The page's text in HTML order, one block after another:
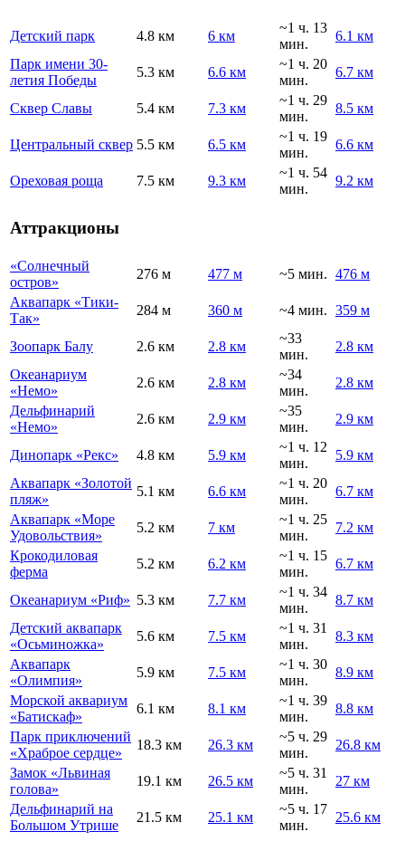
Детский парк 4.8 км 6 км
~1 ч. 13
мин.
6.1 км
Парк имени 30-
летия Победы
5.3 км 6.6 км
~1 ч. 20
мин.
6.7 км
Сквер Славы 5.4 км 7.3 км
~1 ч. 29
мин.
8.5 км
Центральный сквер 5.5 км 6.5 км
~1 ч. 19
мин.
6.6 км
Ореховая роща 7.5 км 9.3 км
~1 ч. 54
мин.
9.2 км
Аттракционы
«Солнечный
остров»
276 м 477 м ~5 мин. 476 м
Аквапарк «Тики-
Так»
284 м 360 м ~4 мин. 359 м
Зоопарк Балу 2.6 км 2.8 км
~33
мин.
2.8 км
Океанариум
«Немо»
2.6 км 2.8 км
~34
мин.
2.8 км
Дельфинарий
«Немо»
2.6 км 2.9 км
~35
мин.
2.9 км
Динопарк «Рекс» 4.8 км 5.9 км
~1 ч. 12
мин.
5.9 км
Аквапарк «Золотой
пляж»
5.1 км 6.6 км
~1 ч. 20
мин.
6.7 км
Аквапарк «Море
Удовольствия»
5.2 км 7 км
~1 ч. 25
мин.
7.2 км
Крокодиловая
ферма
5.2 км 6.2 км
~1 ч. 15
мин.
6.7 км
Океанариум «Риф» 5.3 км 7.7 км
~1 ч. 34
мин.
8.7 км
Детский аквапарк
«Осьминожка»
5.6 км 7.5 км
~1 ч. 31
мин.
8.3 км
Аквапарк
«Олимпия»
5.9 км 7.5 км
~1 ч. 30
мин.
8.9 км
Морской аквариум
«Батискаф»
6.1 км 8.1 км
~1 ч. 39
мин.
8.8 км
Парк приключений
«Храброе сердце»
18.3 км 26.3 км
~5 ч. 29
мин.
26.8 км
Замок «Львиная
голова»
19.1 км 26.5 км
~5 ч. 31
мин.
27 км
Дельфинарий на
Большом Утрише
21.5 км 25.1 км
~5 ч. 17
мин.
25.6 км